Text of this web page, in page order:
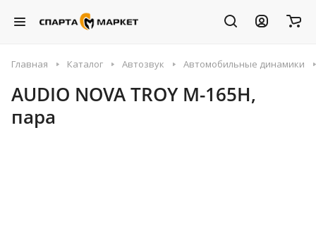
Главная Каталог Автозвук Автомобильные динамики
AUDIO NOVA TROY M-165H,
пара